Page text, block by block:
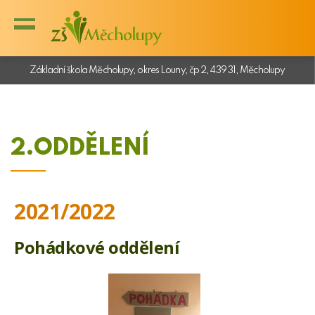
Základní škola Měcholupy, okres Louny, čp 2, 439 31, Měcholupy
2.ODDĚLENÍ
2021/2022
Pohádkové oddělení